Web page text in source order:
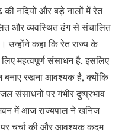
की नदियों और बड़े नालों में रेत
और व्यवस्थित ढंग से संचालित
उन्होंने कहा कि रेत राज्य के
महत्वपूर्ण संसाधन है, इसलिए
रखना आवश्यक है, क्योंकि
संसाधनों पर गंभीर दुष्प्रभाव
में आज राज्यपाल ने खनिज
पर चर्चा की और आवश्यक कदम